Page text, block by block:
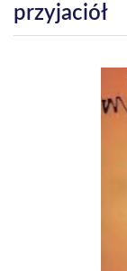
przyjaciół